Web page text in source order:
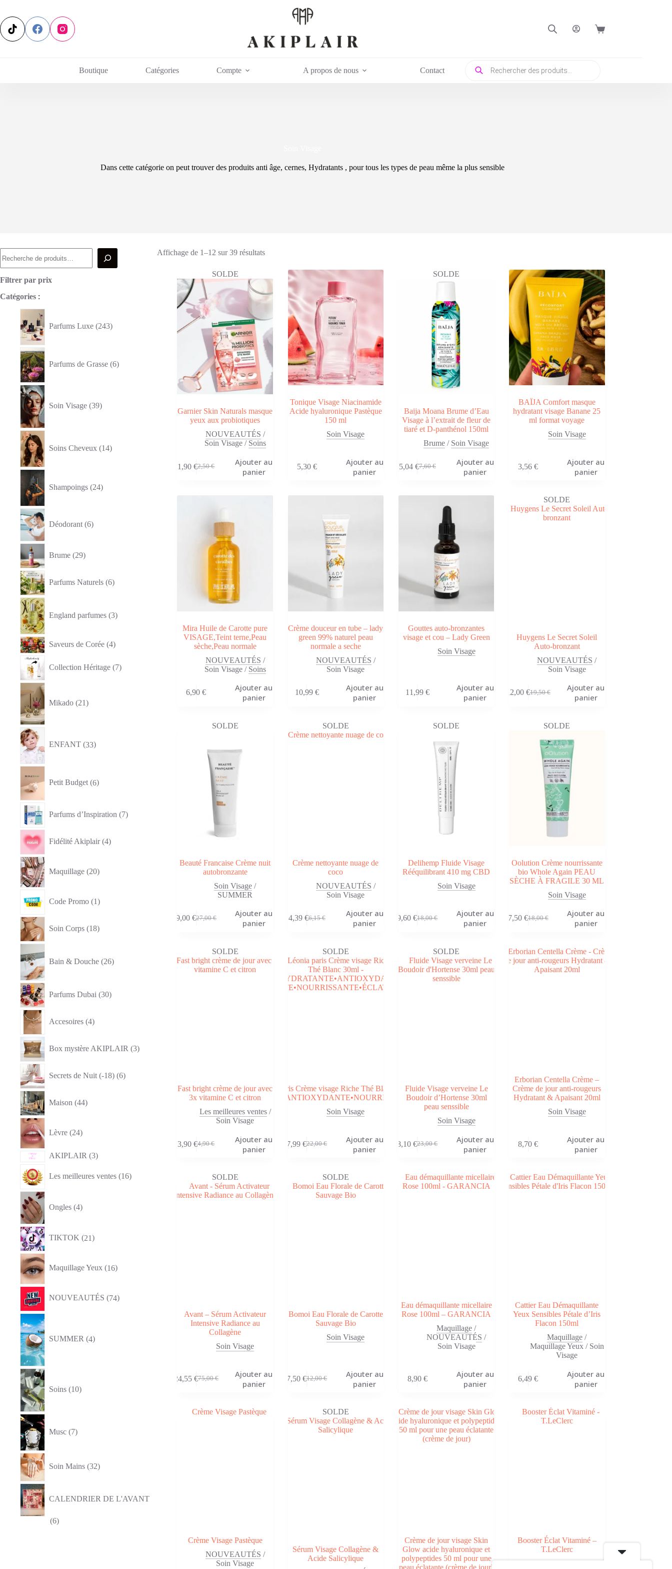
contenu
Panier
Boutique Catégories Compte A propos de nous Contact
Dans cette catégorie on peut trouver des produits anti âge, cernes, Hydratants , pour tous les types de peau même la plus sensible
Affichage de 1–12 sur 39 résultatsTrié
récent
plus
SOLDE
Garnier Skin Naturals masque
yeux aux probiotiques
NOUVEAUTÉS /
Soin Visage/ Soins
2,50€
Le
1,90€Le
Ajouter au
panier
Tonique Visage Niacinamide
Acide hyaluronique Pastèque
150 ml
Soin Visage
5,30 €
Ajouter au
panier
SOLDE
Baija Moana Brume d’Eau
Visage à l’extrait de fleur de
tiaré et D-panthénol 150ml
Brume / Soin Visage
7,60€
Le
était :
5,04 €Le
est :
Ajouter au
panier
BAÏJA Comfort masque
hydratant visage Banane 25
ml format voyage
Soin Visage
3,56€
Ajouter au
panier
Mira Huile de Carotte pure
VISAGE,Teint terne,Peau
sèche,Peau normale
NOUVEAUTÉS /
Soin Visage/ Soins
6,90€
Ajouter au
panier
Crème douceur en tube – lady
green 99% naturel peau
normale a seche
NOUVEAUTÉS /
Soin Visage
10,99 €
Ajouter au
panier
Gouttes auto-bronzantes
visage et cou – Lady Green
Soin Visage
11,99 €
Ajouter au
panier
SOLDE
Huygens Le Secret Soleil
Auto-bronzant
NOUVEAUTÉS /
Soin Visage
19,50€
Le
était :
12,00 €Le
Ajouter au
panier
SOLDE
Beauté Francaise Crème nuit
autobronzante
Soin Visage /
SUMMER
27,00€
Le
27,00 €.
9,00 €Le
9,00 €.
Ajouter au
panier
SOLDE
Crème nettoyante nuage de
coco
NOUVEAUTÉS /
Soin Visage
6,15€
Le
était :
6,15 €.
4,39 €Le
4,39 €.
Ajouter au
panier
SOLDE
Delihemp Fluide Visage
Rééquilibrant 410 mg CBD
Soin Visage
18,00€
Le
était :
18,00 €.
9,60€Le
9,60 €.
Ajouter au
panier
SOLDE
Oolution Crème nourrissante
bio Whole Again PEAU
SÈCHE À FRAGILE 30 ML
Soin Visage
18,00€
Le
était :
18,00 €.
7,50 €Le
est :
7,50 €.
Ajouter au
panier
SOLDE
Fast bright crème de jour avec
3x vitamine C et citron
Les meilleures ventes/
Soin Visage
4,90€
Le
4,90 €.
3,90€Le
3,90 €.
Ajouter au
panier
SOLDE
Léonia paris Crème visage Riche Thé Blanc 30ml -
HYDRATANTE•ANTIOXYDANTE•NOURRISSANTE•ÉCLAT
Soin Visage
22,00€
Le
était :
22,00 €.
7,99€Le
7,99 €.
Ajouter au
panier
SOLDE
Fluide Visage verveine Le
Boudoir d’Hortense 30ml
peau senssible
Soin Visage
23,00€
Le
était :
23,00 €.
8,10€Le
est :
8,10 €.
Ajouter au
panier
Erborian Centella Crème –
Crème de jour anti-rougeurs
Hydratant & Apaisant 20ml
Soin Visage
8,70€
Ajouter au
panier
SOLDE
Avant – Sérum Activateur
Intensive Radiance au
Collagène
Soin Visage
75,00€
Le
était :
24,55 €Le
est :
Ajouter au
panier
SOLDE
Bomoi Eau Florale de Carotte
Sauvage Bio
Soin Visage
12,00€
Le
était :
12,00 €.
7,50€Le
7,50 €.
Ajouter au
panier
Eau démaquillante micellaire
Rose 100ml – GARANCIA
Maquillage /
NOUVEAUTÉS /
Soin Visage
8,90 €
Ajouter au
panier
Cattier Eau Démaquillante
Yeux Sensibles Pétale d’Iris
Flacon 150ml
Maquillage /
Maquillage Yeux/ Soin
Visage
6,49€
Ajouter au
panier
Crème Visage Pastèque
NOUVEAUTÉS /
Soin Visage
SOLDE
Sérum Visage Collagène &
Acide Salicylique
Crème de jour visage Skin
Glow acide hyaluronique et
polypeptides 50 ml pour une
peau éclatante (crème de jour)
Booster Éclat Vitaminé –
T.LeClerc
Filtrer par prix
Catégories :
Parfums Luxe 243
produits
Parfums de Grasse 6produits
Soin Visage 39
Soins Cheveux 14
Shampoings 24
Déodorant 6produits
Brume 29produits
Parfums Naturels 6produits
England parfumes 3
Saveurs de Corée 44
produits
Collection Héritage 7produits
Mikado 21
ENFANT 33
produits
Petit Budget 6produits
Parfums d’Inspiration 7produits
Fidélité Akiplair 4produits
Maquillage 20produits
Code Promo 1 produit
Soin Corps 18produits
Bain & Douche 26
produits
Parfums Dubai 30produits
Accesoires 4produits
Box mystère AKIPLAIR 3produits
Secrets de Nuit (-18) 6produits
Maison 44produits
Lèvre 24produits
AKIPLAIR 33
Les meilleures ventes 16produits
Ongles 4produits
TIKTOK 21 produits
Maquillage Yeux 16produits
NOUVEAUTÉS 74produits
SUMMER 4
Soins 10
Musc 7
Soin Mains 32produits
CALENDRIER DE L'AVANT
66